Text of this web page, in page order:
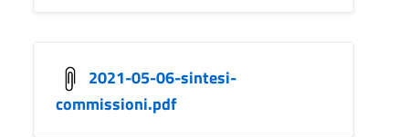
2021-05-06-sintesi-
commissioni.pdf